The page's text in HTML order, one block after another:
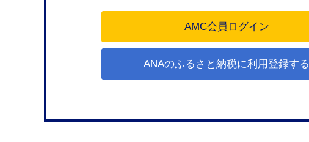
ANAのふるさと納税に利用登録する